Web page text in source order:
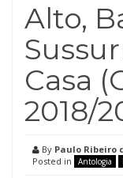
Alto,
Casa
2018/
By Paulo Ribeiro
Posted in
Antologia